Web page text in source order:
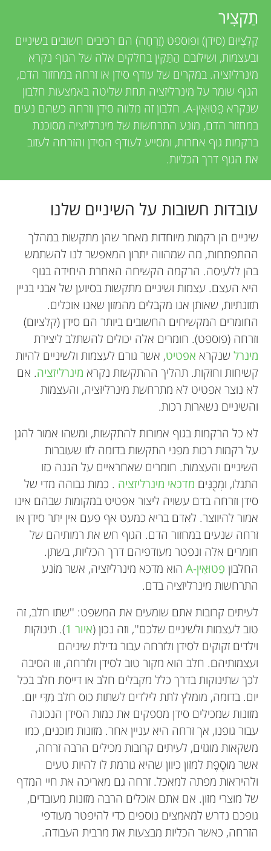
Y
o
u
n
g
M
n
d
s
אודות
e
v
i
e
w
e
r
s
תַקצִיר
קַלְצְיוּם (סידן) ופוספט (זַרְחָה) הם רכיבים חשובים בשיניים
ובעצמות, ושילובם הַתַּקִּין בחלקים אלה של הגוף נקרא
מינרליזציה. במקרים של עודף סידן או זרחה במחזור הדם,
הגוף שומר על מינרליזציה תחת שליטה באמצעות חלבון
שנקרא פֵטוּאִין-A. חלבון זה מלווה סידן וזרחה כשהם נעים
במחזור הדם, מונע התרחשות של מינרליזציה מסוכנת
ברקמות גוף אחרות, ומסייע לעודף הסידן והזרחה לעזוב
את הגוף דרך הכליות.
עובדות חשובות על השיניים שלנו
שיניים הן רקמות מיוחדות מאחר שהן מתקשות במהלך
ההתפתחות, מה שמהווה יתרון המאפשר לנו להשתמש
בהן ללעיסה. הרקמה הקשיחה האחרת היחידה בגוף
היא העצם. עצמות ושיניים מתקשות בסיוען של אבני בניין
תזונתיות, שאותן אנו מקבלים מהמזון שאנו אוכלים.
החומרים המקשיחים החשובים ביותר הם סידן (קלציום)
וזרחה (פוספט). חומרים אלה יכולים להשתלב ליצירת
מינרלשנקרא אפטיט, אשר גורם לעצמות ולשיניים להיות
קשיחות וחזקות. תהליך ההתקשות נקרא מינרליזציה. אם
לא נוצר אפטיט לא מתרחשת מינרליזציה, והעצמות
והשיניים נשארות רכות.
לא כל הרקמות בגוף אמורות להתקשות, ומשהו אמור להגן
על רקמות רכות מפני התקשות בדומה לזו שעוברות
השיניים והעצמות. חומרים שאחראיים על הגנה כזו
התגלו, ומְכֻנִּים מדכאי מינרליזציה . כמות גבוהה מדי של
סידן וזרחה בדם עשויה ליצור אפטיט במקומות שבהם אינו
אמור להיווצר. לאדם בריא כמעט אף פעם אין יתר סידן או
זרחה שנעים במחזור הדם. הגוף חש את רמותיהם של
חומרים אלה ונפטר מעודפיהם דרך הכליות, בשתן.
החלבון פֵטוּאִין-A הוא מדכא מינרליזציה, אשר מוֹנע
התרחשות מינרליזציה בדם.
לעיתים קרובות אתם שומעים את המשפט: ''שתו חלב, זה
טוב לעצמות ולשיניים שלכם'', וזה נכון (איור 1 ). תינוקות
וילדים זקוקים לסידן ולזרחה עבור גדילת שיניהם
ועצמותיהם. חלב הוא מקור טוב לסידן ולזרחה, וזו הסיבה
לכך שתינוקות בדרך כלל מקבלים חלב או דייסת חלב בכל
יום. בדומה, מומלץ לתת לילדים לשתות כוס חלב מִדֵּי יום.
מזונות שמכילים סידן מספקים את כמות הסידן הנכונה
עבור גופנו, אך זרחה היא עניין אחר. מזונות מוכנים, כמו
משקאות מוגזים, לעיתים קרובות מכילים הרבה זרחה,
אשר מוּסֶפֶת למזון כיוון שהיא גורמת לו להיות טעים
ולהיראות מפתה למאכל. זרחה גם מאריכה את חיי המדף
של מוצרי מזון. אם אתם אוכלים הרבה מזונות מעובדים,
גופכם נדרש למאמצים נוספים כדי להיפטר מעודפי
הזרחה, כאשר הכליות מבצעות את מרבית העבודה.